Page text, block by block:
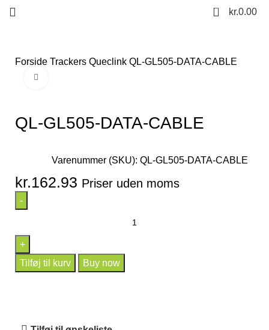
0 kr.0.00
Forside Trackers Queclink QL-GL505-DATA-CABLE
QL-GL505-DATA-CABLE
Varenummer (SKU): QL-GL505-DATA-CABLE
kr.162.93 Priser uden moms
Tilføj til kurv Buy now